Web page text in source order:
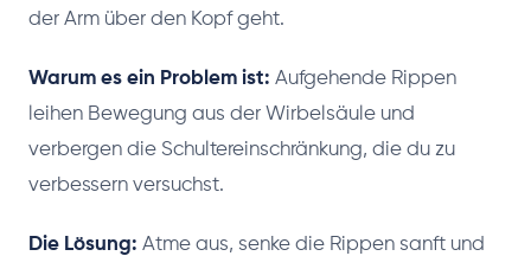
der Arm über den Kopf geht.
Warum es ein Problem ist: Aufgehende Rippen
leihen Bewegung aus der Wirbelsäule und
verbergen die Schultereinschränkung, die du zu
verbessern versuchst.
Die Lösung: Atme aus, senke die Rippen sanft und